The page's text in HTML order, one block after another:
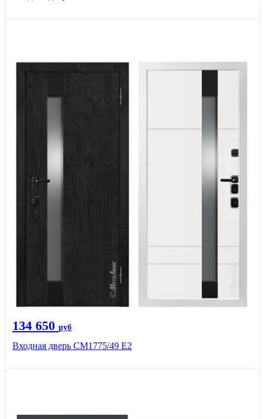
134 650 руб
Входная дверь СМ1775/49 Е2